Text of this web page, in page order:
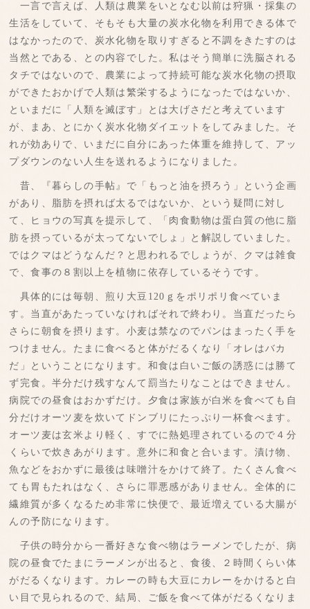
一言で言えば、人類は農業をいとなむ以前は狩猟・採集の
生活をしていて、そもそも大量の炭水化物を利用できる体で
はなかったので、炭水化物を取りすぎると不調をきたすのは
当然とである、との内容でした。私はそう簡単に洗脳される
タチではないので、農業によって持続可能な炭水化物の摂取
ができたおかげで人類は繁栄するようになったではないか、
といまだに「人類を滅ぼす」とは大げさだと考えています
が、まあ、とにかく炭水化物ダイエットをしてみました。そ
れが効ありで、いまだに自分にあった体重を維持して、アッ
プダウンのない人生を送れるようになりました。
昔、『暮らしの手帖』で「もっと油を摂ろう」という企画
があり、脂肪を摂れば太るではないか、という疑問に対し
て、ヒョウの写真を提示して、「肉食動物は蛋白質の他に脂
肪を摂っているが太ってないでしょ」と解説していました。
ではクマはどうなんだ？と思われるでしょうが、クマは雑食
で、食事の８割以上を植物に依存しているそうです。
具体的には毎朝、煎り大豆120ｇをポリポリ食べていま
す。当直があたっていなければそれで終わり。当直だったら
さらに朝食を摂ります。小麦は禁なのでパンはまったく手を
つけません。たまに食べると体がだるくなり「オレはバカ
だ」ということになります。和食は白いご飯の誘惑には勝て
ず完食。半分だけ残すなんて罰当たりなことはできません。
病院での昼食はおかずだけ。夕食は家族が白米を食べても自
分だけオーツ麦を炊いてドンブリにたっぷり一杯食べます。
オーツ麦は玄米より軽く、すでに熱処理されているので４分
くらいで炊きあがります。意外に和食と合います。漬け物、
魚などをおかずに最後は味噌汁をかけて終了。たくさん食べ
ても胃もたれはなく、さらに罪悪感がありません。全体的に
繊維質が多くなるため非常に快便で、最近増えている大腸が
んの予防になります。
子供の時分から一番好きな食べ物はラーメンでしたが、病
院の昼食でたまにラーメンが出ると、食後、２時間くらい体
がだるくなります。カレーの時も大豆にカレーをかけると白
い目で見られるので、結局、ご飯を食べて体がだるくなりま